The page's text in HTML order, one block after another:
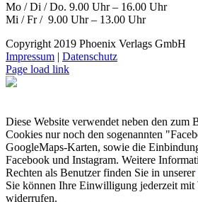
Mo / Di / Do. 9.00 Uhr – 16.00 Uhr
Mi / Fr / 9.00 Uhr – 13.00 Uhr
Copyright 2019 Phoenix Verlags GmbH
Impressum | Datenschutz
Page load link
Diese Website verwendet neben den zum
Cookies nur noch den sogenannten
GoogleMaps-Karten, sowie die
Facebook und Instagram. Weitere
Rechten als Benutzer finden Sie in unserer
Sie können Ihre Einwilligung jederzeit
widerrufen.